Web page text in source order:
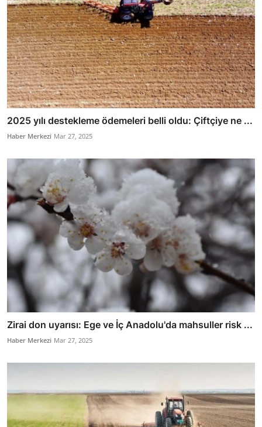
2025 yılı destekleme ödemeleri belli oldu: Çiftçiye ne ...
Haber Merkezi Mar 27, 2025
Zirai don uyarısı: Ege ve İç Anadolu'da mahsuller risk ...
Haber Merkezi Mar 27, 2025